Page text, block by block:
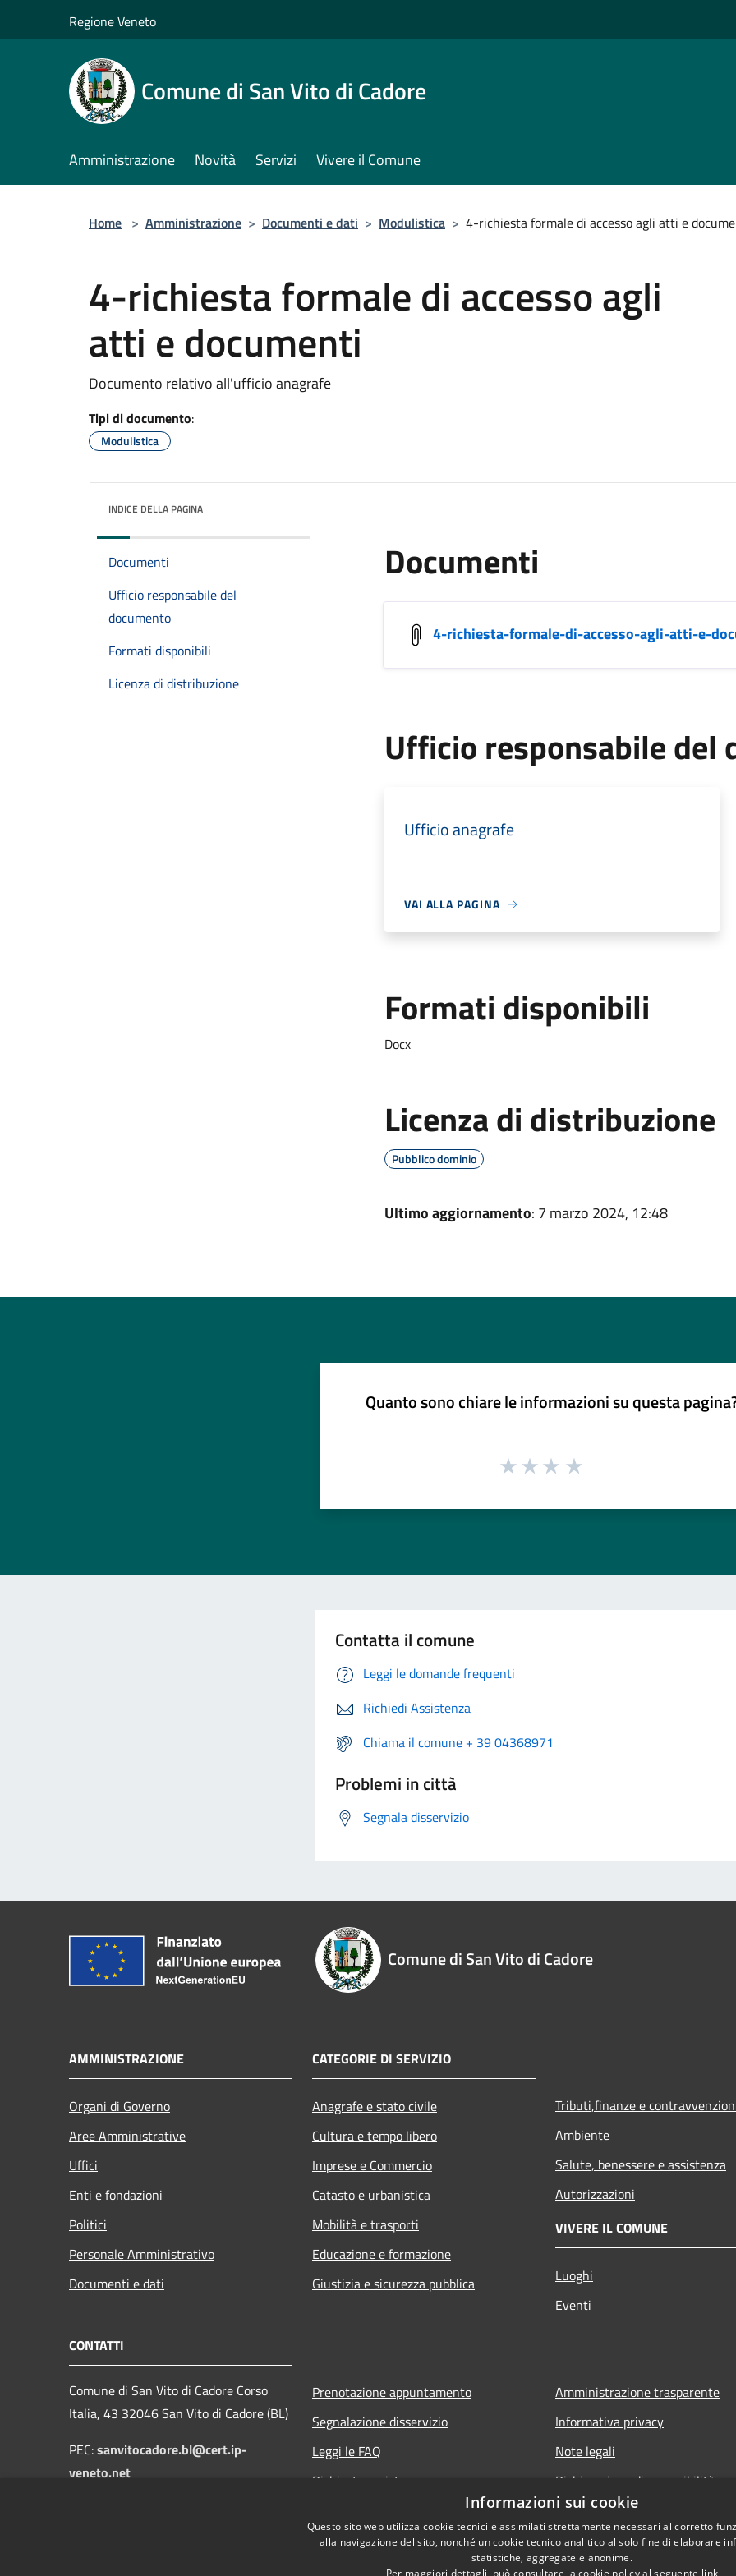
Regione Veneto
Comune di San Vito di Cadore
Amministrazione Novità Servizi Vivere il Comune
Home > Amministrazione > Documenti e dati > Modulistica > 4-richiesta formale di accesso agli atti e
4-richiesta formale di accesso agli
atti e documenti
Documento relativo all'ufficio anagrafe
Tipi di documento:
Modulistica
INDICE DELLA PAGINA
Documenti
Ufficio responsabile del
documento
Formati disponibili
Licenza di distribuzione
Documenti
4-richiesta-formale-di-accesso-agli-atti-e-
Ufficio responsabile del
Ufficio anagrafe
VAI ALLA PAGINA
Formati disponibili
Docx
Licenza di distribuzione
Pubblico dominio
Ultimo aggiornamento: 7 marzo 2024, 12:48
Quanto sono chiare le informazioni su questa
Contatta il comune
Leggi le domande frequenti
Richiedi Assistenza
Chiama il comune + 39 04368971
Problemi in città
Segnala disservizio
Comune di San Vito di Cadore
AMMINISTRAZIONE
Organi di Governo
Aree Amministrative
Uffici
Enti e fondazioni
Politici
Personale Amministrativo
Documenti e dati
CATEGORIE DI SERVIZIO
Anagrafe e stato civile
Cultura e tempo libero
Imprese e Commercio
Catasto e urbanistica
Mobilità e trasporti
Educazione e formazione
Giustizia e sicurezza pubblica
Tributi,finanze e
Ambiente
Salute, benessere e assistenza
Autorizzazioni
VIVERE IL COMUNE
Luoghi
Eventi
CONTATTI
Comune di San Vito di Cadore Corso
Italia, 43 32046 San Vito di Cadore (BL)
PEC:sanvitocadore.bl@cert.ip-
veneto.net
Prenotazione appuntamento
Segnalazione disservizio
Leggi le FAQ
Richiesta assistenza
Amministrazione trasparente
Informativa privacy
Note legali
Dichiarazione di accessibilità
Informazioni sui cookie
Questo sito web utilizza cookie tecnici e assimilati strettamente necessari al corretto
alla navigazione del sito, nonché un cookie tecnico analitico al solo fine di elaborare
statistiche, aggregate e anonime.
Per maggiori dettagli, può consultare la cookie policy al seguente link